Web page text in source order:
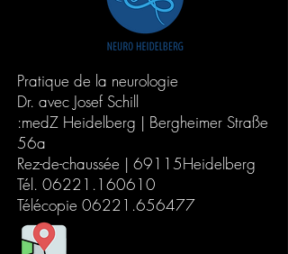
Pratique de la neurologie
Dr. avec Josef Schill
:medZ Heidelberg | Bergheimer Straße
56a
Rez-de-chaussée | 69115Heidelberg
Tél. 06221.160610
Télécopie 06221.656477